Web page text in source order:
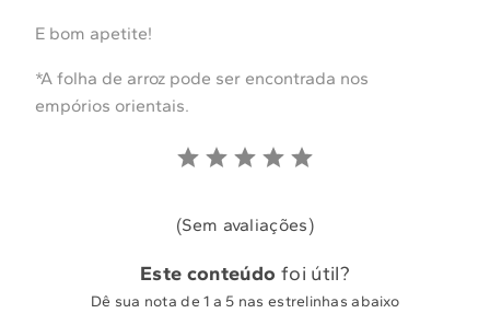
E bom apetite!
*A folha de arroz pode ser encontrada nos
empórios orientais.
(Sem avaliações)
Este conteúdo foi útil?
Dê sua nota de 1 a 5 nas estrelinhas abaixo